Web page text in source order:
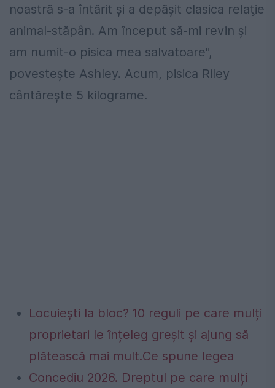
noastră s-a întărit şi a depăşit clasica relaţie
animal-stăpân. Am început să-mi revin şi
am numit-o pisica mea salvatoare",
povesteşte Ashley. Acum, pisica Riley
cântăreşte 5 kilograme.
Locuiești la bloc? 10 reguli pe care mulți
proprietari le înțeleg greșit și ajung să
plătească mai mult.Ce spune legea
Concediu 2026. Dreptul pe care mulți